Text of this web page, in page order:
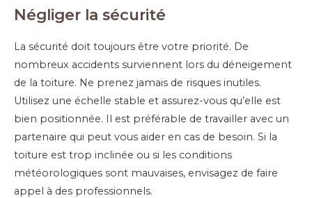
Négliger la sécurité
La sécurité doit toujours être votre priorité. De
nombreux accidents surviennent lors du déneigement
de la toiture. Ne prenez jamais de risques inutiles.
Utilisez une échelle stable et assurez-vous qu’elle est
bien positionnée. Il est préférable de travailler avec un
partenaire qui peut vous aider en cas de besoin. Si la
toiture est trop inclinée ou si les conditions
météorologiques sont mauvaises, envisagez de faire
appel à des professionnels.